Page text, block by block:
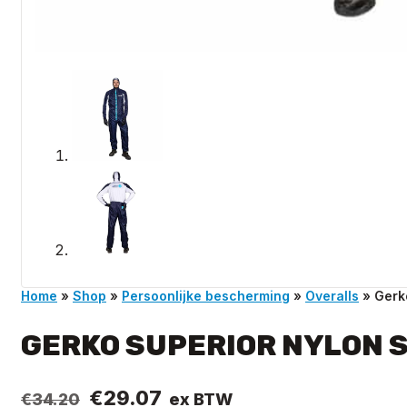
Home » Shop » Persoonlijke bescherming » Overalls »
GERKO SUPERIOR NYLON
€34.20 Oorspronkelijke
€29.07 Huidige
ex BTW